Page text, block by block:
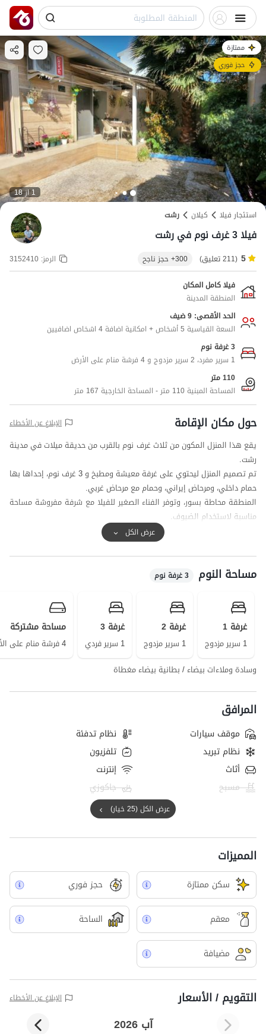
ممتازة
حجز فوري
1 از 18
استئجار فيلا
کیلان رشت
فيلا 3 غرف نوم في رشت
5 (211 تعليق) 300+ حجز ناجح الرمز: 3152410
فيلا كامل المكان
المنطقة المدينة
الحد الأقصى: 9 ضيف
السعة القياسية 5 أشخاص + امكانية اضافة 4 اشخاص اضافيين
3 غرفة نوم
1 سرير مفرد، 2 سرير مزدوج و 4 فرشة منام على الأرض
110 متر
المساحة المبنية 110 متر - المساحة الخارجية 167 متر
حول مكان الإقامة الإبلاغ عن الأخطاء
يقع هذا المنزل المكون من ثلاث غرف نوم بالقرب من حديقة ميلات في مدينة
رشت.
تم تصميم المنزل ليحتوي على غرفة معيشة ومطبخ و 3 غرف نوم، إحداها بها
حمام داخلي، ومرحاض إيراني، وحمام مع مرحاض غربي.
المنطقة محاطة بسور، وتوفر الفناء الصغير للفيلا مع شرفة مفروشة مساحة
مناسبة لاستخدام الضيوف.
للحفاظ على أمان أكبر، توجد كاميرات مراقبة تغطي المنطقة والشارع، ولتلبية
الاحتياجات اليومية، يمكن الوصول إلى سوبر ماركت ومخبز على بعد حوالي
300 متر.
الواي فاي المجانية.
عرض الكل
مساحة النوم 3 غرفة نوم
غرفة 1
1 سرير مزدوج
غرفة 2
1 سرير مزدوج
غرفة 3
1 سرير فردي
مساحة مشتركة
4 فرشة منام على الأرض
وسادة وملاءات بيضاء / بطانية بيضاء مغطاة
المرافق
موقف سيارات
نظام تدفئة
نظام تبريد
تلفزيون
أثاث
إنترنت
مسبح
جاكوزي
عرض الكل (25 خيار)
المميزات
سکن ممتازة حجز فوري
معقم الساحة
مضيافة
التقويم / الأسعار الإبلاغ عن الأخطاء
آب 2026